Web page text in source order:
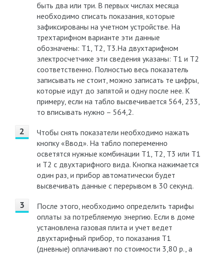
быть два или три. В первых числах месяца
необходимо списать показания, которые
зафиксированы на учетном устройстве. На
трехтарифном варианте эти данные
обозначены: Т1, Т2, Т3.На двухтарифном
электросчетчике эти сведения указаны: Т1 и Т2
соответственно. Полностью весь показатель
записывать не стоит, можно записать те цифры,
которые идут до запятой и одну после нее. К
примеру, если на табло высвечивается 564, 233,
то вписывать нужно – 564,2.
Чтобы снять показатели необходимо нажать
кнопку «Ввод». На табло попеременно
осветятся нужные комбинации Т1, Т2, Т3 или Т1
и Т2 с двухтарифного вида. Кнопка нажимается
один раз, и прибор автоматически будет
высвечивать данные с перерывом в 30 секунд.
После этого, необходимо определить тарифы
оплаты за потребляемую энергию. Если в доме
установлена газовая плита и учет ведет
двухтарифный прибор, то показания Т1
(дневные) оплачивают по стоимости 3,80 р., а